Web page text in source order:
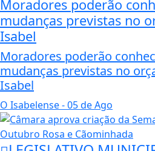
Moradores poderão
mudanças previstas no
Isabel
Moradores poderão
mudanças previstas no
Isabel
O Isabelense- 05 de Ago